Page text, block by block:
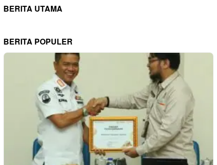
BERITA UTAMA
BERITA POPULER